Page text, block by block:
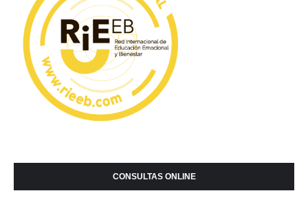
CONSULTAS ONLINE